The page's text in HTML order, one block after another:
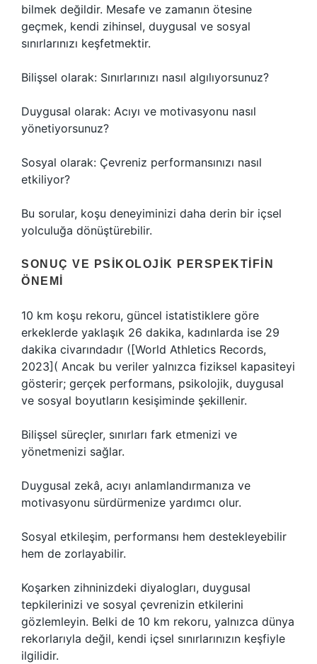
bilmek değildir. Mesafe ve zamanın ötesine
geçmek, kendi zihinsel, duygusal ve sosyal
sınırlarınızı keşfetmektir.
Bilişsel olarak: Sınırlarınızı nasıl algılıyorsunuz?
Duygusal olarak: Acıyı ve motivasyonu nasıl
yönetiyorsunuz?
Sosyal olarak: Çevreniz performansınızı nasıl
etkiliyor?
Bu sorular, koşu deneyiminizi daha derin bir içsel
yolculuğa dönüştürebilir.
SONUÇ VE PSIKOLOJIK PERSPEKTIFIN
ÖNEMI
10 km koşu rekoru, güncel istatistiklere göre
erkeklerde yaklaşık 26 dakika, kadınlarda ise 29
dakika civarındadır ([World Athletics Records,
2023]( Ancak bu veriler yalnızca fiziksel kapasiteyi
gösterir; gerçek performans, psikolojik, duygusal
ve sosyal boyutların kesişiminde şekillenir.
Bilişsel süreçler, sınırları fark etmenizi ve
yönetmenizi sağlar.
Duygusal zekâ, acıyı anlamlandırmanıza ve
motivasyonu sürdürmenize yardımcı olur.
Sosyal etkileşim, performansı hem destekleyebilir
hem de zorlayabilir.
Koşarken zihninizdeki diyalogları, duygusal
tepkilerinizi ve sosyal çevrenizin etkilerini
gözlemleyin. Belki de 10 km rekoru, yalnızca dünya
rekorlarıyla değil, kendi içsel sınırlarınızın keşfiyle
ilgilidir.